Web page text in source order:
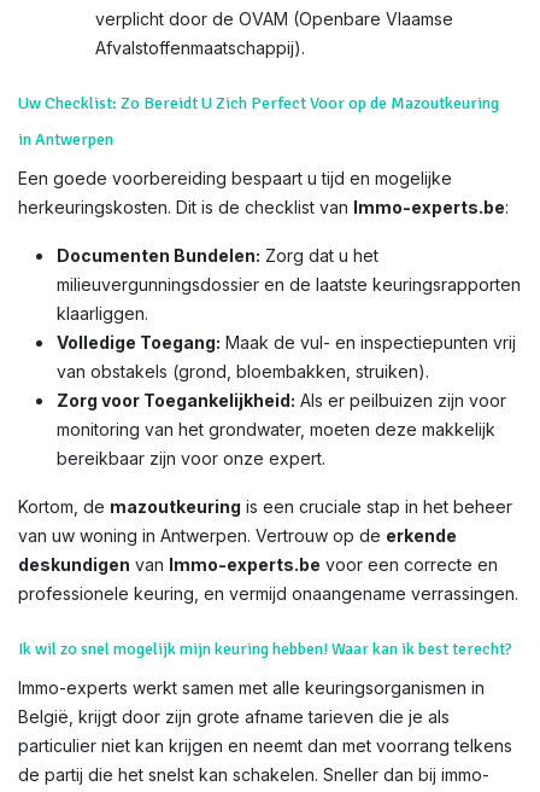
verplicht door de OVAM (Openbare Vlaamse
Afvalstoffenmaatschappij).
Uw Checklist: Zo Bereidt U Zich Perfect Voor op de Mazoutkeuring
in Antwerpen
Een goede voorbereiding bespaart u tijd en mogelijke
herkeuringskosten. Dit is de checklist van Immo-experts.be:
Documenten Bundelen: Zorg dat u het
milieuvergunningsdossier en de laatste keuringsrapporten
klaarliggen.
Volledige Toegang: Maak de vul- en inspectiepunten vrij
van obstakels (grond, bloembakken, struiken).
Zorg voor Toegankelijkheid: Als er peilbuizen zijn voor
monitoring van het grondwater, moeten deze makkelijk
bereikbaar zijn voor onze expert.
Kortom, de mazoutkeuring is een cruciale stap in het beheer
van uw woning in Antwerpen. Vertrouw op de erkende
deskundigen van Immo-experts.be voor een correcte en
professionele keuring, en vermijd onaangename verrassingen.
Ik wil zo snel mogelijk mijn keuring hebben! Waar kan ik best terecht?
Immo-experts werkt samen met alle keuringsorganismen in
België, krijgt door zijn grote afname tarieven die je als
particulier niet kan krijgen en neemt dan met voorrang telkens
de partij die het snelst kan schakelen. Sneller dan bij immo-